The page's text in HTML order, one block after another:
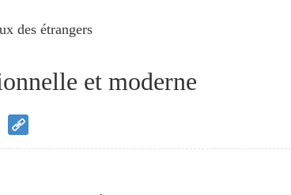
des étrangers
et moderne